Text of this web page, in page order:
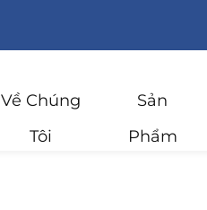
Về Chúng
Tôi
Sản
Phẩm